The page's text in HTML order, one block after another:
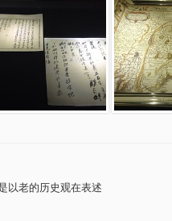
以老的历史观在表述